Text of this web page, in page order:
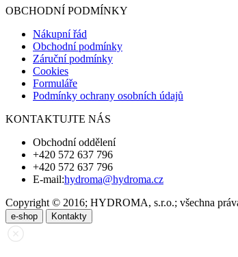
OBCHODNÍ PODMÍNKY
Nákupní řád
Obchodní podmínky
Záruční podmínky
Cookies
Formuláře
Podmínky ochrany osobních údajů
KONTAKTUJTE NÁS
Obchodní oddělení
+420 572 637 796
+420 572 637 796
E-mail:hydroma@hydroma.cz
Copyright © 2016; HYDROMA, s.r.o.; všechna
e-shop Kontakty